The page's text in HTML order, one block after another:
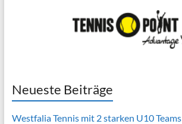
Neueste Beiträge
Westfalia Tennis mit 2 starken U10 Teams